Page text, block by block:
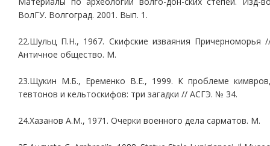
ВолГУ. Волгоград. 2001. Вып. 1.
22.Шульц П.Н., 1967. Скифские изваяния Причерноморья
Античное общество. М.
23.Щукин М.Б., Еременко В.Е., 1999. К проблеме
тевтонов и кельтоскифов: три загадки // АСГЭ. № 34.
24.Хазанов А.М., 1971. Очерки военного дела сарматов. М.